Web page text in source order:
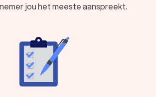
jou het meeste aanspreekt.